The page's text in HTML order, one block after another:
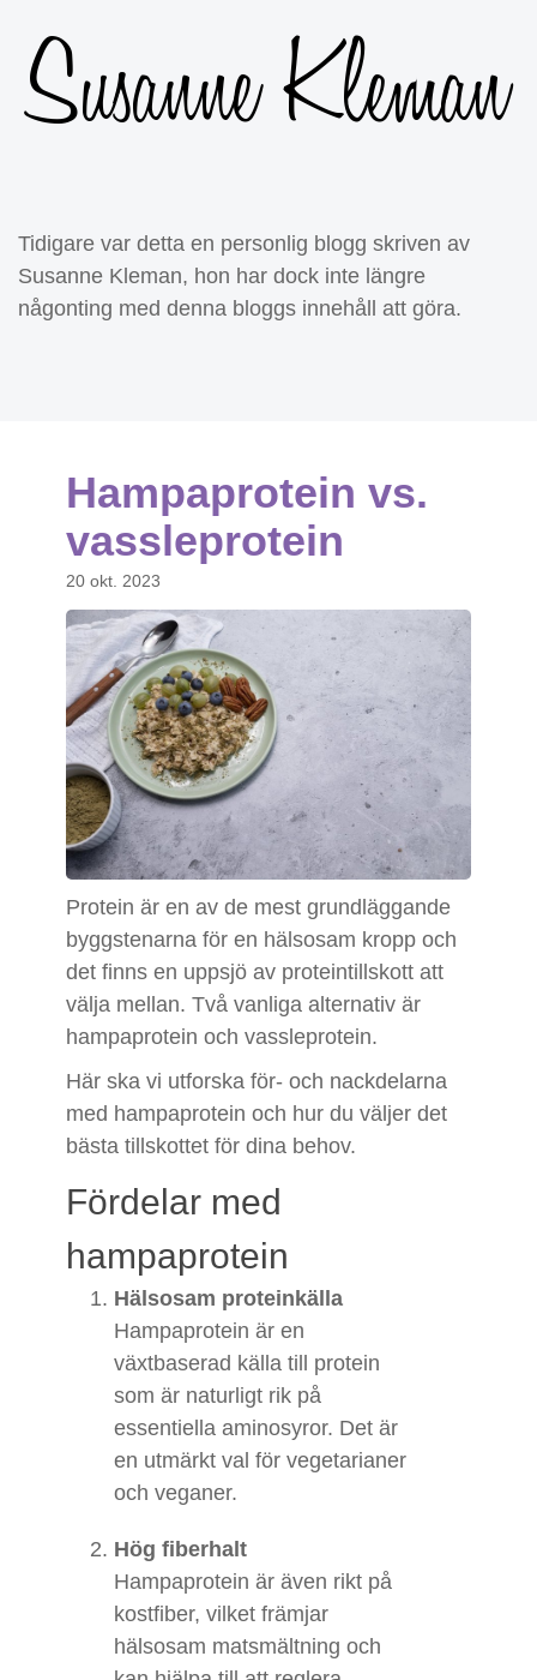
Tidigare var detta en personlig blogg skriven av
Susanne Kleman, hon har dock inte längre
någonting med denna bloggs innehåll att göra.
Hampaprotein vs.
vassleprotein
20 okt. 2023
Protein är en av de mest grundläggande
byggstenarna för en hälsosam kropp och
det finns en uppsjö av proteintillskott att
välja mellan. Två vanliga alternativ är
hampaprotein och vassleprotein.
Här ska vi utforska för- och nackdelarna
med hampaprotein och hur du väljer det
bästa tillskottet för dina behov.
Fördelar med
hampaprotein
Hälsosam proteinkälla
Hampaprotein är en
växtbaserad källa till protein
som är naturligt rik på
essentiella aminosyror. Det är
en utmärkt val för vegetarianer
och veganer.
Hög fiberhalt
Hampaprotein är även rikt på
kostfiber, vilket främjar
hälsosam matsmältning och